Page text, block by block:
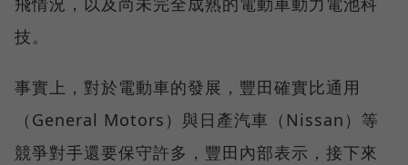
技。
事實上，對於電動車的發展，豐田確實比通用
（General Motors）與日產汽車（Nissan）等
競爭對手還要保守許多，豐田內部表示，接下來